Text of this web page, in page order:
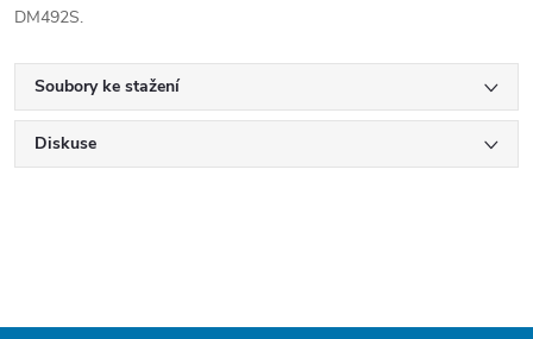
DM492S.
Soubory ke stažení
Diskuse